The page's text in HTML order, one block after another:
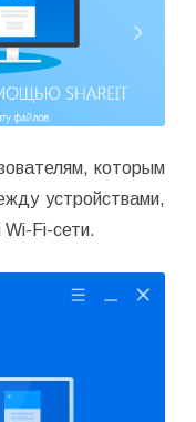
которым
устройствами,
Fi-сети.